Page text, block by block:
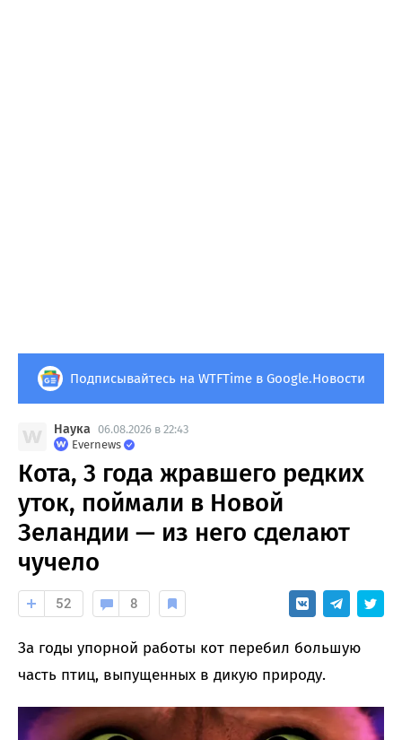
Подписывайтесь на WTFTime в Google.Новости
Наука 06.08.2026 в 22:43
Evernews
Кота, 3 года жравшего редких
уток, поймали в Новой
Зеландии — из него сделают
чучело
52 8
За годы упорной работы кот перебил большую
часть птиц, выпущенных в дикую природу.